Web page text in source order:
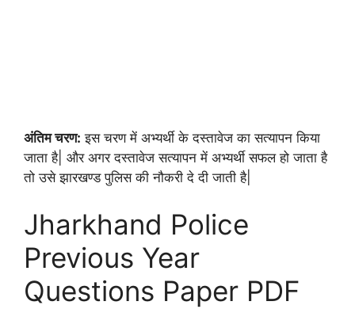
अंतिम चरण: इस चरण में अभ्यर्थी के दस्तावेज का सत्यापन किया
जाता है| और अगर दस्तावेज सत्यापन में अभ्यर्थी सफल हो जाता है
तो उसे झारखण्ड पुलिस की नौकरी दे दी जाती है|
Jharkhand Police
Previous Year
Questions Paper PDF